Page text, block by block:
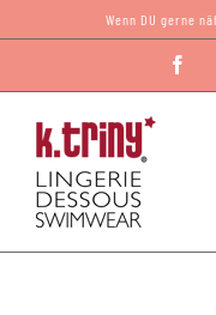
Inhalt
Wenn DU gerne